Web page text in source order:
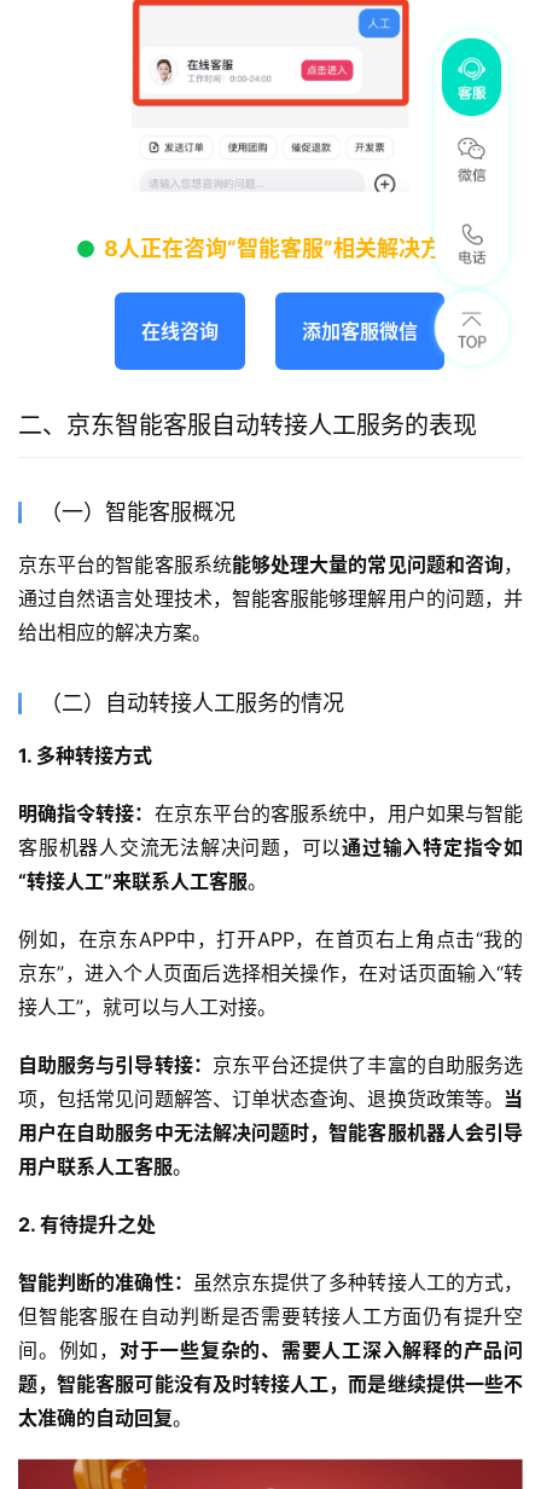
8人正在咨询“智能客服”相关解决方案
在线咨询 添加客服微信
二、京东智能客服自动转接人工服务的表现
（一）智能客服概况
京东平台的智能客服系统能够处理大量的常见问题和咨询，
通过自然语言处理技术，智能客服能够理解用户的问题，并
给出相应的解决方案。
（二）自动转接人工服务的情况
1. 多种转接方式
明确指令转接： 在京东平台的客服系统中，用户如果与智能
客服机器人交流无法解决问题，可以通过输入特定指令如
“转接人工”来联系人工客服。
例如，在京东APP中，打开APP，在首页右上角点击“我的
京东”，进入个人页面后选择相关操作，在对话页面输入“转
接人工”，就可以与人工对接。
自助服务与引导转接： 京东平台还提供了丰富的自助服务选
项，包括常见问题解答、订单状态查询、退换货政策等。 当
用户在自助服务中无法解决问题时，智能客服机器人会引导
用户联系人工客服。
2. 有待提升之处
智能判断的准确性： 虽然京东提供了多种转接人工的方式，
但智能客服在自动判断是否需要转接人工方面仍有提升空
间。例如， 对于一些复杂的、需要人工深入解释的产品问
题，智能客服可能没有及时转接人工，而是继续提供一些不
太准确的自动回复。